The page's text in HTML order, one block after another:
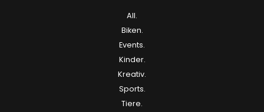
All.
Biken.
Events.
Kinder.
Kreativ.
Sports.
Tiere.